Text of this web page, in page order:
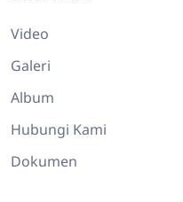
Video
Galeri
Album
Hubungi Kami
Dokumen